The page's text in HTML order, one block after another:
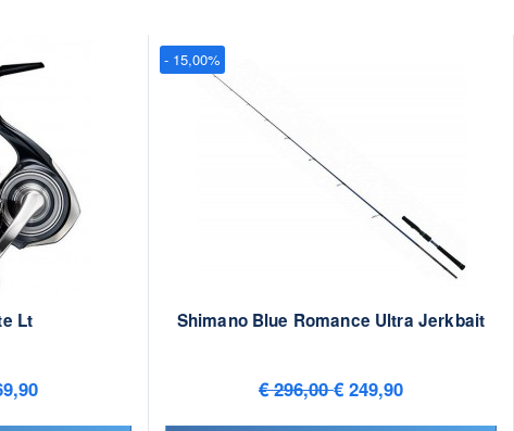
Lt Shimano Blue Romance Ultra Jerkbait
€ 296,00€ 249,90
- 15,00%